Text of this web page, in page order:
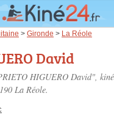
> Gironde > La Réole
David
HIGUERO David",
La Réole.